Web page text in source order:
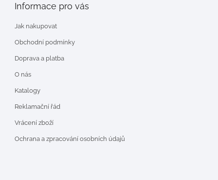
Informace pro vás
Jak nakupovat
Obchodní podmínky
Doprava a platba
O nás
Katalogy
Reklamační řád
Vrácení zboží
Ochrana a zpracování osobních údajů